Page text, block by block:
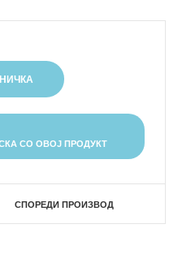
СО ОВОЈ ПРОДУКТ
СПОРЕДИ ПРОИЗВОД